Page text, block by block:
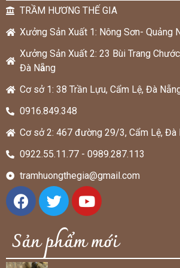
TRẦM HƯƠNG THẾ GIA
Xưởng Sản Xuất 1: Nông Sơn- Quảng
Xưởng Sản Xuất 2: 23 Bùi Trang
Đà Nẵng
Cơ sở 1: 38 Trần Lựu, Cẩm Lệ, Đà
0916.849.348
Cơ sở 2: 467 đường 29/3, Cẩm Lệ, Đà
0922.55.11.77 - 0989.287.113
tramhuongthegia@gmail.com
Sản phẩm mới